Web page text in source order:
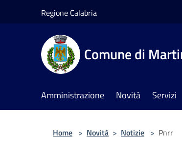
Regione Calabria
Comune di
Amministrazione Novità Servizi
Home > Novità > Notizie > Pnrr